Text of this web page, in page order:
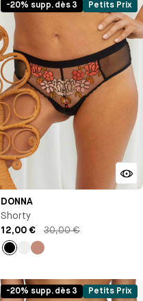
-20% supp. dès 3 Petits Prix
DONNA
Shorty
12,00 €
30,00 €
-20% supp. dès 3 Petits Prix